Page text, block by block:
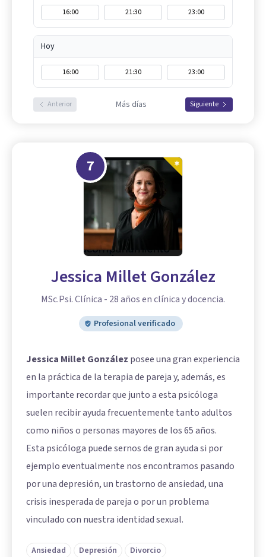
16:00 21:30 23:00
Hoy
16:00 21:30 23:00
Anterior Más días Siguiente
7
Jessica Millet González
MSc.Psi. Clínica - 28 años en clínica y docencia.
Profesional verificado
Jessica Millet González posee una gran experiencia
en la práctica de la terapia de pareja y, además, es
importante recordar que junto a esta psicóloga
suelen recibir ayuda frecuentemente tanto adultos
como niños o personas mayores de los 65 años.
Esta psicóloga puede sernos de gran ayuda si por
ejemplo eventualmente nos encontramos pasando
por una depresión, un trastorno de ansiedad, una
crisis inesperada de pareja o por un problema
vinculado con nuestra identidad sexual.
Ansiedad Depresión
Divorcio